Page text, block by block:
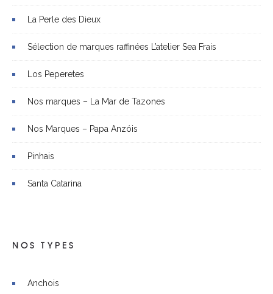
La Perle des Dieux
Sélection de marques raffinées L’atelier Sea Frais
Los Peperetes
Nos marques – La Mar de Tazones
Nos Marques – Papa Anzóis
Pinhais
Santa Catarina
NOS TYPES
Anchois